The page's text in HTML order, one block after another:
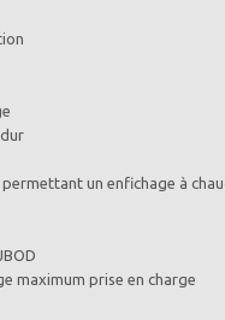
un enfichage à
maximum prise en charge